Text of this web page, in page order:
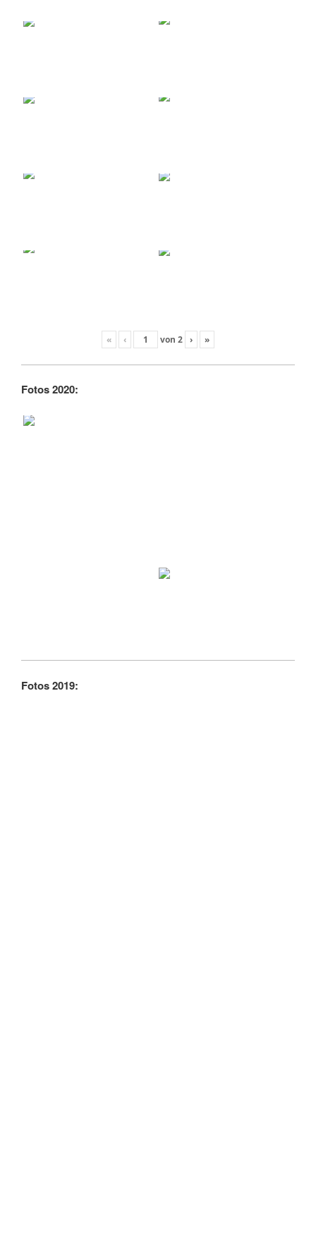
« ‹ von 2 › »
Fotos 2020:
Fotos 2019: